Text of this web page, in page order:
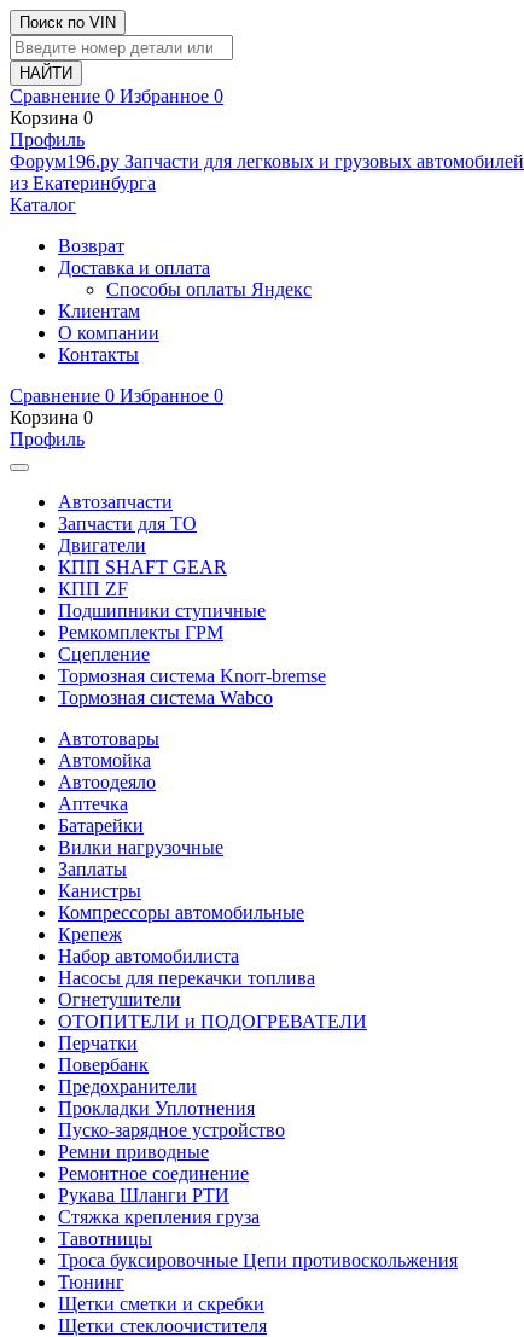
Поиск по VIN
Сравнение 0 Избранное 0
Корзина 0
Профиль
Фoрум196.ру Запчасти для легковых и грузовых автомобилей
из Екатеринбурга
Каталог
Возврат
Доставка и оплата
Способы оплаты Яндекс
Клиентам
О компании
Контакты
Сравнение 0 Избранное 0
Корзина 0
Профиль
Автозапчасти
Запчасти для ТО
Двигатели
КПП SHAFT GEAR
КПП ZF
Подшипники ступичные
Ремкомплекты ГРМ
Сцепление
Тормозная система Knorr-bremse
Тормозная система Wabco
Автотовары
Автомойка
Автоодеяло
Аптечка
Батарейки
Вилки нагрузочные
Заплаты
Канистры
Компрессоры автомобильные
Крепеж
Набор автомобилиста
Насосы для перекачки топлива
Огнетушители
ОТОПИТЕЛИ и ПОДОГРЕВАТЕЛИ
Перчатки
Повербанк
Предохранители
Прокладки Уплотнения
Пуско-зарядное устройство
Ремни приводные
Ремонтное соединение
Рукава Шланги РТИ
Стяжка крепления груза
Тавотницы
Троса буксировочные Цепи противоскольжения
Тюнинг
Щетки сметки и скребки
Щетки стеклоочистителя